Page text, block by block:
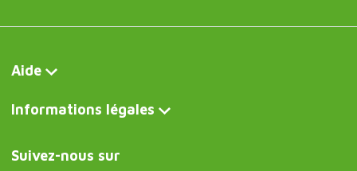
Aide
Informations légales
Suivez-nous sur